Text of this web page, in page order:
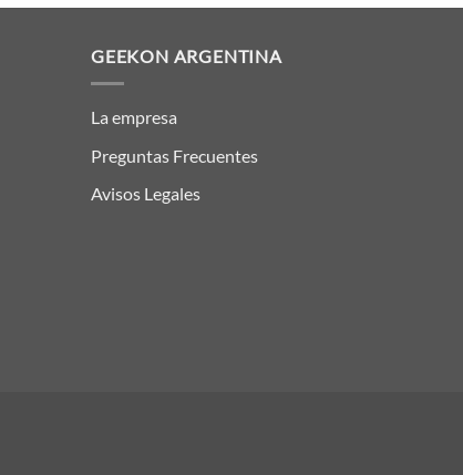
GEEKON ARGENTINA
La empresa
Preguntas Frecuentes
Avisos Legales